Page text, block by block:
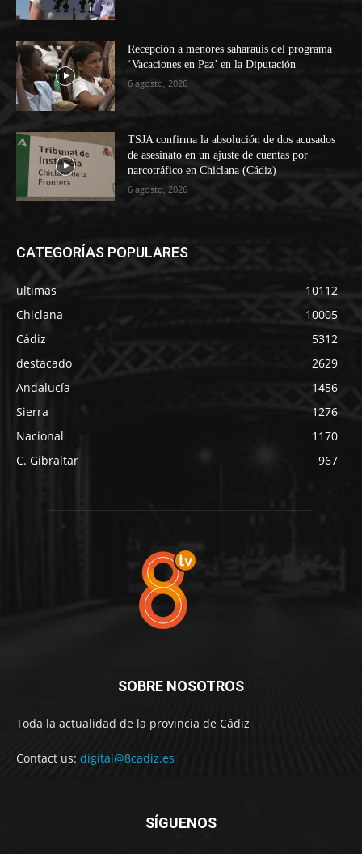
Recepción a menores saharauis del programa
‘Vacaciones en Paz’ en la Diputación
6 agosto, 2026
TSJA confirma la absolución de dos acusados
de asesinato en un ajuste de cuentas por
narcotráfico en Chiclana (Cádiz)
6 agosto, 2026
CATEGORÍAS POPULARES
ultimas
10112
Chiclana
10005
Cádiz
5312
destacado
2629
Andalucía
1456
Sierra
1276
Nacional
1170
C. Gibraltar
967
SOBRE NOSOTROS
Toda la actualidad de la provincia de Cádiz
Contact us: digital@8cadiz.es
SÍGUENOS